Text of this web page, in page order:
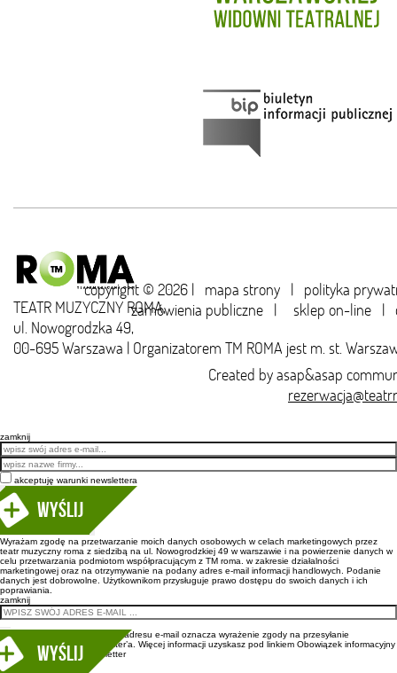
copyright © 2026 | mapa strony | polityka
zamówienia publiczne | sklep on-line |
TEATR MUZYCZNY ROMA,
ul. Nowogrodzka 49,
00-695 Warszawa | Organizatorem TM ROMA jest m. st.
Created byasap&asap
zamknij
Email
akceptuję warunki newslettera
Wyślij
Wyrażam zgodę na przetwarzanie moich danych osobowych w celach marketingowych przez
teatr muzyczny roma z siedzibą na ul. Nowogrodzkiej 49 w warszawie i na powierzenie danych w
celu przetwarzania podmiotom współpracującym z TM roma. w zakresie działalności
marketingowej oraz na otrzymywanie na podany adres e-mail informacji handlowych. Podanie
danych jest dobrowolne. Użytkownikom przysługuje prawo dostępu do swoich danych i ich
poprawiania.
zamknij
Wpisanie adresu e-mail oznacza wyrażenie zgody na przesyłanie
newsletter’a. Więcej informacji uzyskasz pod linkiem Obowiązek informacyjny
newsletter